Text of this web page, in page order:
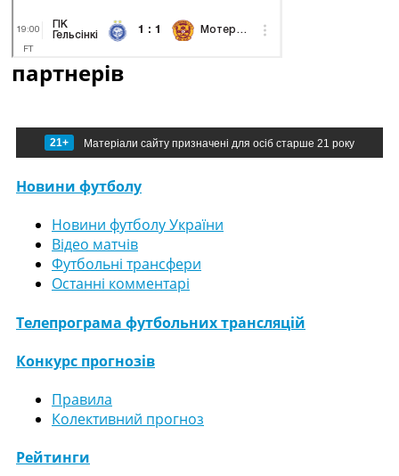
партнерів
21+ Матеріали сайту призначені для осіб старше 21 року
Новини футболу
Новини футболу України
Відео матчів
Футбольні трансфери
Останні комментарі
Телепрограма футбольних трансляцій
Конкурс прогнозів
Правила
Колективний прогноз
Рейтинги